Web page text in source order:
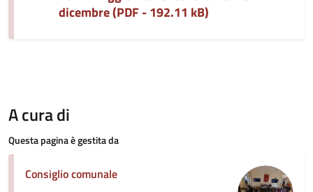
dicembre (PDF - 192.11 kB)
A cura di
Questa pagina è gestita da
Consiglio comunale